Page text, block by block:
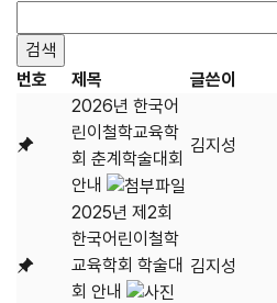
번호 제목 글쓴이
2026년 한국어
린이철학교육학
회 춘계학술대회
안내
김지성
2025년 제2회
한국어린이철학
교육학회 학술대
회 안내
김지성